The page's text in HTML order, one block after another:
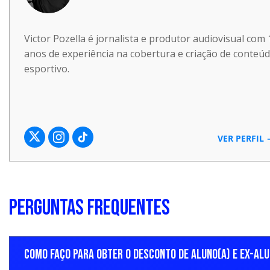
VII. As aulas da modalidade live são gravadas e
data de contratação e que não tenha utilizado o
aluno, antes do início do curso: ressarcimento de
transcorridas: ressarcimento de 50% do valor
IX. A nota fiscal é emitida 30 dias após a compra e
da Prefeitura de SP.
efetuadas com cartão de crédito, o estorno poderá
os prazos definidos pela administradora do cartão.
Victor Pozella é jornalista e produtor audiovisual com
anos de experiência na cobertura e criação de
esportivo.
VER PERFIL
PERGUNTAS FREQUENTES
COMO FAÇO PARA OBTER O DESCONTO DE ALUNO(A) E EX-